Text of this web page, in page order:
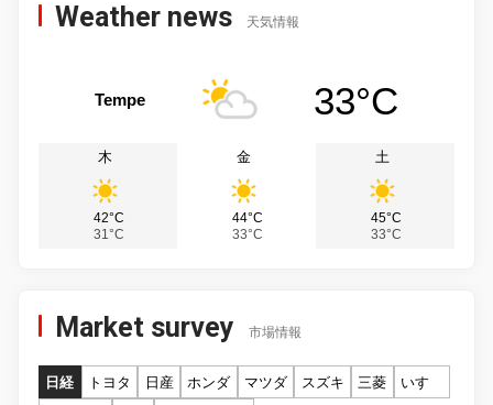
Weather news 天気情報
Tempe 33°C
木
42°C
31°C
金
44°C
33°C
土
45°C
33°C
Market survey 市場情報
日経 トヨタ 日産 ホンダ マツダ スズキ 三菱
いすゞ